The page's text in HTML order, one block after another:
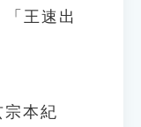
王速出
本紀